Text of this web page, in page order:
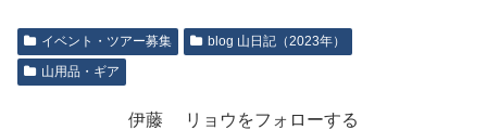
イベント・ツアー募集
blog 山日記（2023年）
山用品・ギア
伊藤 リョウをフォローする